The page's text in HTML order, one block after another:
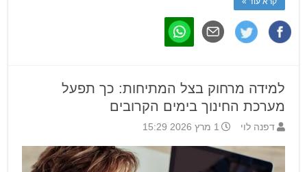
למידה מרחוק בצל המתיחות: כך תפעל
מערכת החינוך בימים הקרובים
דפנה לוי 1 מרץ 2026 15:29